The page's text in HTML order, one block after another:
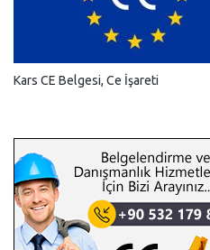
Kars CE Belgesi, Ce İşareti